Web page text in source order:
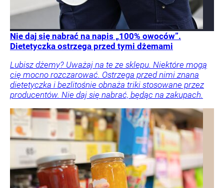
Nie daj się nabrać na napis „100% owoców”.
Dietetyczka ostrzega przed tymi dżemami
Lubisz dżemy? Uważaj na te ze sklepu. Niektóre mogą
cię mocno rozczarować. Ostrzega przed nimi znana
dietetyczka i bezlitośnie obnaża triki stosowane przez
producentów. Nie daj się nabrać, będąc na zakupach.